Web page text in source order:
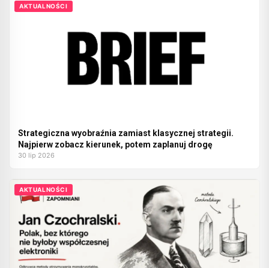
AKTUALNOŚCI
Strategiczna wyobraźnia zamiast klasycznej strategii.
Najpierw zobacz kierunek, potem zaplanuj drogę
30 lip 2026
AKTUALNOŚCI